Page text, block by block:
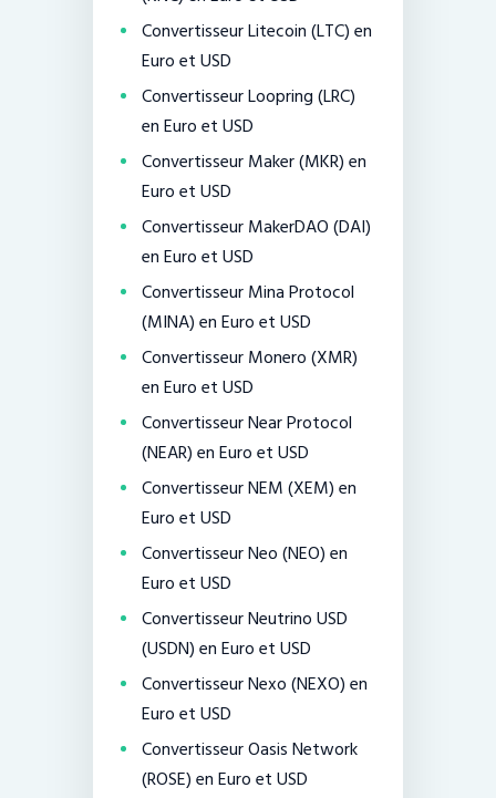
Convertisseur Litecoin (LTC) en
Euro et USD
Convertisseur Loopring (LRC)
en Euro et USD
Convertisseur Maker (MKR) en
Euro et USD
Convertisseur MakerDAO (DAI)
en Euro et USD
Convertisseur Mina Protocol
(MINA) en Euro et USD
Convertisseur Monero (XMR)
en Euro et USD
Convertisseur Near Protocol
(NEAR) en Euro et USD
Convertisseur NEM (XEM) en
Euro et USD
Convertisseur Neo (NEO) en
Euro et USD
Convertisseur Neutrino USD
(USDN) en Euro et USD
Convertisseur Nexo (NEXO) en
Euro et USD
Convertisseur Oasis Network
(ROSE) en Euro et USD